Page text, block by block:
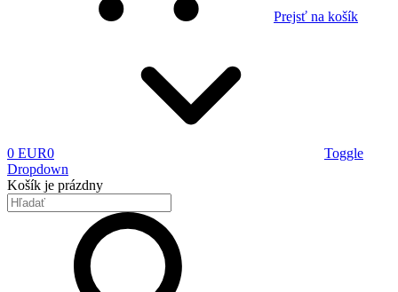
Prejsť na košík
0 EUR0
Toggle
Dropdown
Košík je prázdny